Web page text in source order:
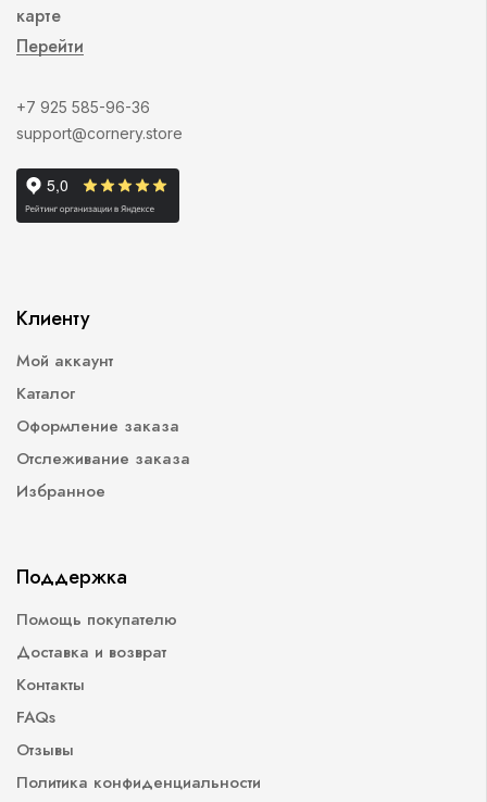
карте
Перейти
+7 925 585-96-36
support@cornery.store
Клиенту
Мой аккаунт
Каталог
Оформление заказа
Отслеживание заказа
Избранное
Поддержка
Помощь покупателю
Доставка и возврат
Контакты
FAQs
Отзывы
Политика конфиденциальности